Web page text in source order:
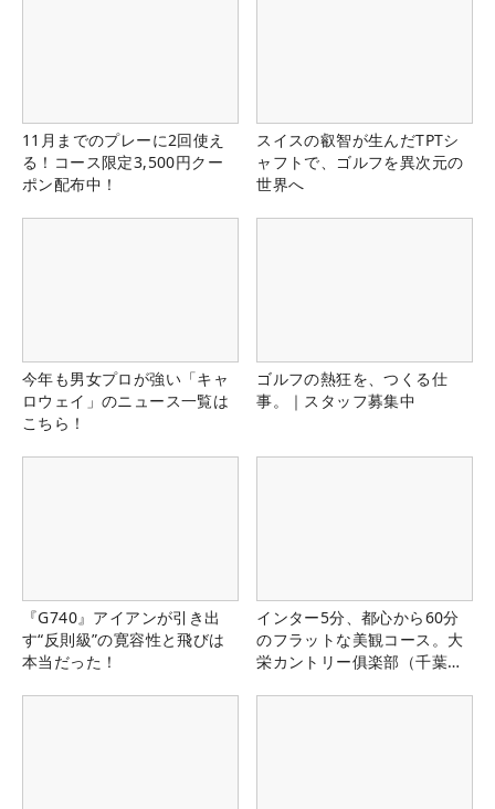
11月までのプレーに2回使え
る！コース限定3,500円クー
ポン配布中！
スイスの叡智が生んだTPTシ
ャフトで、ゴルフを異次元の
世界へ
今年も男女プロが強い「キャ
ロウェイ」のニュース一覧は
こちら！
ゴルフの熱狂を、つくる仕
事。｜スタッフ募集中
『G740』アイアンが引き出
す“反則級”の寛容性と飛びは
本当だった！
インター5分、都心から60分
のフラットな美観コース。大
栄カントリー俱楽部（千葉